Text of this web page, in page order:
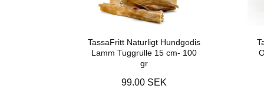
TassaFritt Naturligt Hundgodis
Lamm Tuggrulle 15 cm- 100
gr
99.00 SEK